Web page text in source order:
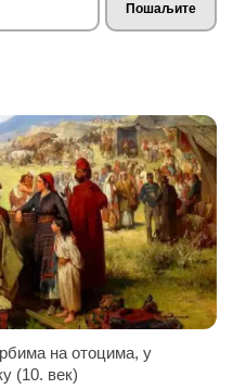
Пошаљите
на отоцима, у
(10. век)